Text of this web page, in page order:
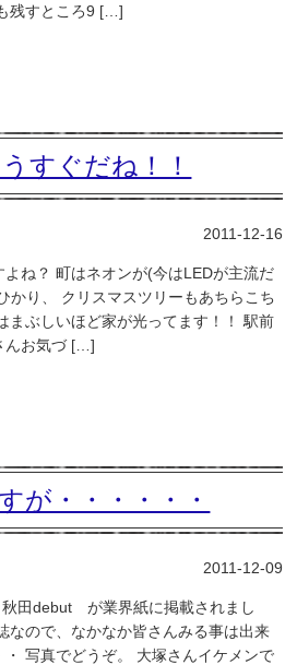
残すところ9 […]
すぐだね！！
2011-12-16
ね？ 町はネオンが(今はLEDが主流だ
かり、 クリスマスツリーもあちらこち
まぶしいほど家が光ってます！！ 駅前
んお気づ […]
が・・・・・・
2011-12-09
debut が業界紙に掲載されまし
なので、なかなか皆さんみる事は出来
写真でどうぞ。 大塚さんイケメンで